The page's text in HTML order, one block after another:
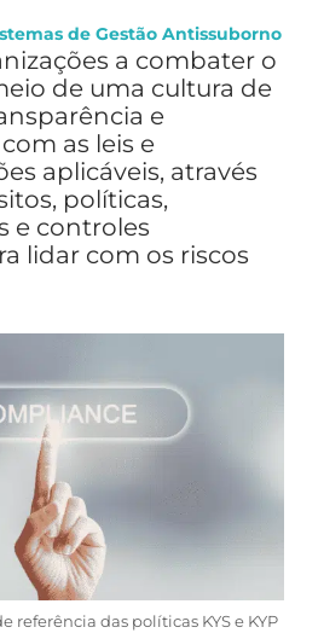
de Gestão Antissuborno
a combater o
de uma cultura de
e
as leis e
aplicáveis, através
políticas,
e controles
lidar com os riscos
referência das políticas KYS e KYP